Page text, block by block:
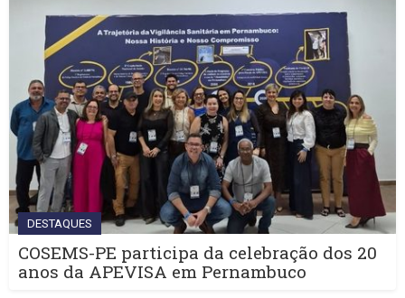
DESTAQUES
COSEMS-PE participa da celebração dos 20
anos da APEVISA em Pernambuco